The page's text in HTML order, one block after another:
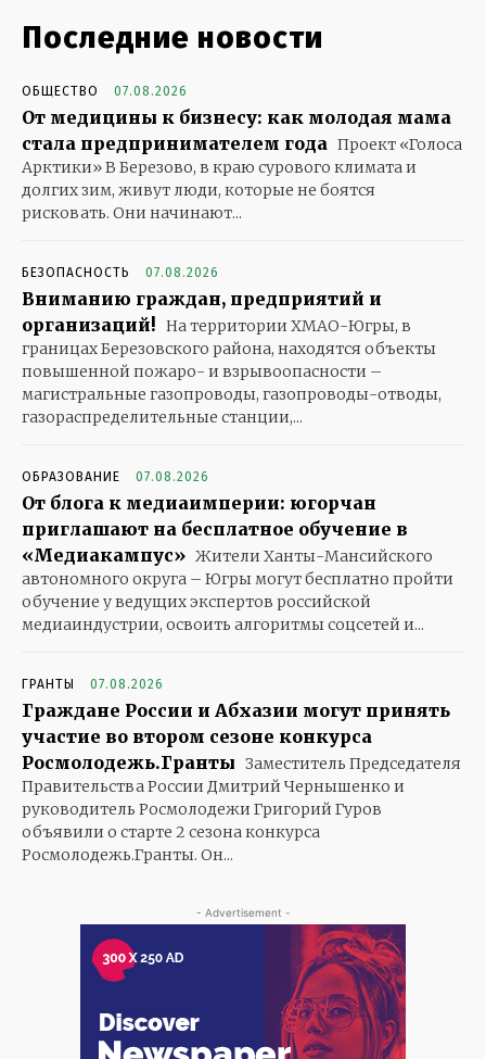
Последние новости
ОБЩЕСТВО 07.08.2026
От медицины к бизнесу: как молодая мама
стала предпринимателем года Проект «Голоса
Арктики» В Березово, в краю сурового климата и
долгих зим, живут люди, которые не боятся
рисковать. Они начинают...
БЕЗОПАСНОСТЬ 07.08.2026
Вниманию граждан, предприятий и
организаций! На территории ХМАО-Югры, в
границах Березовского района, находятся объекты
повышенной пожаро- и взрывоопасности –
магистральные газопроводы, газопроводы-отводы,
газораспределительные станции,...
ОБРАЗОВАНИЕ 07.08.2026
От блога к медиаимперии: югорчан
приглашают на бесплатное обучение в
«Медиакампус» Жители Ханты-Мансийского
автономного округа – Югры могут бесплатно пройти
обучение у ведущих экспертов российской
медиаиндустрии, освоить алгоритмы соцсетей и...
ГРАНТЫ 07.08.2026
Граждане России и Абхазии могут принять
участие во втором сезоне конкурса
Росмолодежь.Гранты Заместитель Председателя
Правительства России Дмитрий Чернышенко и
руководитель Росмолодежи Григорий Гуров
объявили о старте 2 сезона конкурса
Росмолодежь.Гранты. Он...
- Advertisement -